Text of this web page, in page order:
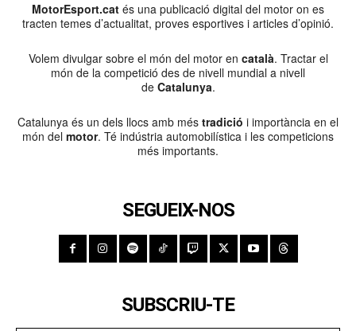
MotorEsport.cat és una publicació digital del motor on es
tracten temes d’actualitat, proves esportives i articles d’opinió.
Volem divulgar sobre el món del motor en català. Tractar el
món de la competició des de nivell mundial a nivell
de Catalunya.
Catalunya és un dels llocs amb més tradició i importància en el
món del motor. Té indústria automobilística i les competicions
més importants.
SEGUEIX-NOS
SUBSCRIU-TE